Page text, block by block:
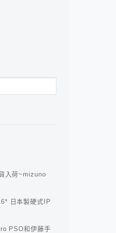
入荷~mizuno
日本製硬式IP
PSO和伊藤手